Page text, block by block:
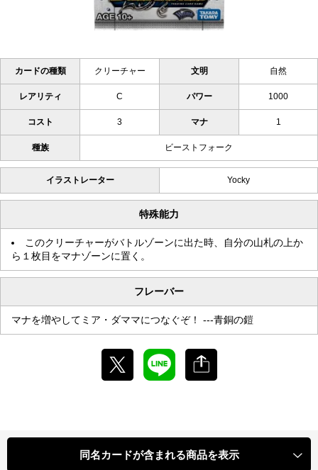
カードの種類 クリーチャー 文明 自然
レアリティ C パワー 1000
コスト 3 マナ 1
種族 ビーストフォーク
イラストレーター Yocky
特殊能力
このクリーチャーがバトルゾーンに出た時、自分の山札の上か
ら１枚目をマナゾーンに置く。
フレーバー
マナを増やしてミア・ダママにつなぐぞ！ ---青銅の鎧
同名カードが含まれる商品を表示